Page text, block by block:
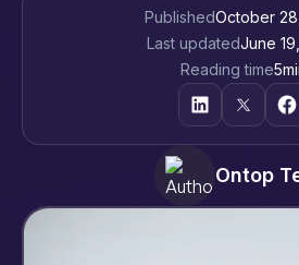
PublishedOctober
Last updatedJune
Reading time5
Ontop